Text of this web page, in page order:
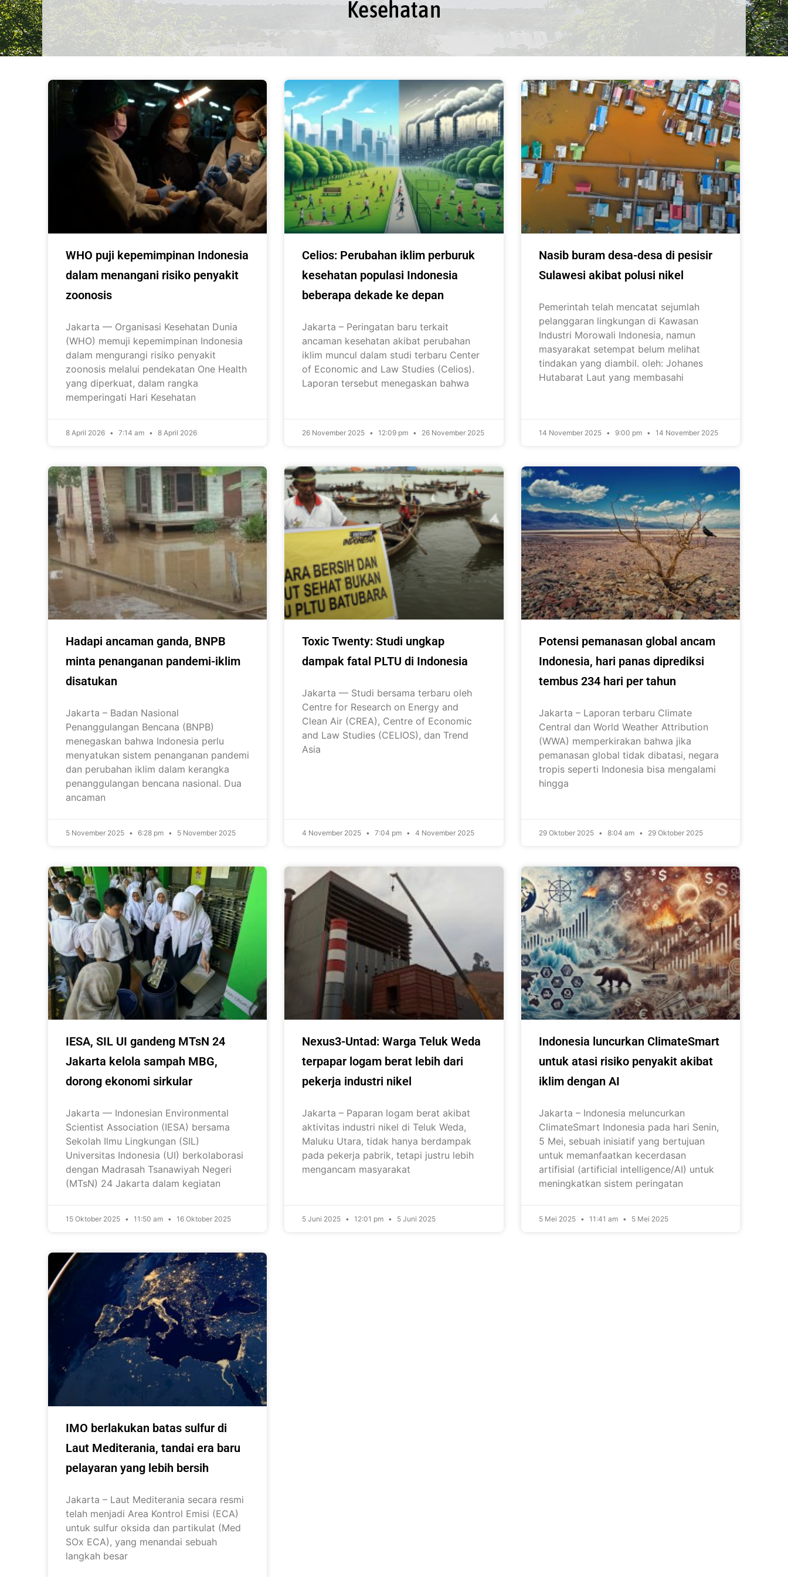
Kesehatan
WHO puji kepemimpinan Indonesia
dalam menangani risiko penyakit
zoonosis
Jakarta — Organisasi Kesehatan Dunia
(WHO) memuji kepemimpinan Indonesia
dalam mengurangi risiko penyakit
zoonosis melalui pendekatan One Health
yang diperkuat, dalam rangka
memperingati Hari Kesehatan
8 April 2026 7:14 am 8 April 2026
Celios: Perubahan iklim perburuk
kesehatan populasi Indonesia
beberapa dekade ke depan
Jakarta – Peringatan baru terkait
ancaman kesehatan akibat perubahan
iklim muncul dalam studi terbaru Center
of Economic and Law Studies (Celios).
Laporan tersebut menegaskan bahwa
26 November 2025 12:09 pm 26 November 2025
Nasib buram desa-desa di pesisir
Sulawesi akibat polusi nikel
Pemerintah telah mencatat sejumlah
pelanggaran lingkungan di Kawasan
Industri Morowali Indonesia, namun
masyarakat setempat belum melihat
tindakan yang diambil. oleh: Johanes
Hutabarat Laut yang membasahi
14 November 2025 9:00 pm 14 November 2025
Hadapi ancaman ganda, BNPB
minta penanganan pandemi-iklim
disatukan
Jakarta – Badan Nasional
Penanggulangan Bencana (BNPB)
menegaskan bahwa Indonesia perlu
menyatukan sistem penanganan pandemi
dan perubahan iklim dalam kerangka
penanggulangan bencana nasional. Dua
ancaman
5 November 2025 6:28 pm 5 November 2025
Toxic Twenty: Studi ungkap
dampak fatal PLTU di Indonesia
Jakarta — Studi bersama terbaru oleh
Centre for Research on Energy and
Clean Air (CREA), Centre of Economic
and Law Studies (CELIOS), dan Trend
Asia
4 November 2025 7:04 pm 4 November 2025
Potensi pemanasan global ancam
Indonesia, hari panas diprediksi
tembus 234 hari per tahun
Jakarta – Laporan terbaru Climate
Central dan World Weather Attribution
(WWA) memperkirakan bahwa jika
pemanasan global tidak dibatasi, negara
tropis seperti Indonesia bisa mengalami
hingga
29 Oktober 2025 8:04 am 29 Oktober 2025
IESA, SIL UI gandeng MTsN 24
Jakarta kelola sampah MBG,
dorong ekonomi sirkular
Jakarta — Indonesian Environmental
Scientist Association (IESA) bersama
Sekolah Ilmu Lingkungan (SIL)
Universitas Indonesia (UI) berkolaborasi
dengan Madrasah Tsanawiyah Negeri
(MTsN) 24 Jakarta dalam kegiatan
15 Oktober 2025 11:50 am 16 Oktober 2025
Nexus3-Untad: Warga Teluk Weda
terpapar logam berat lebih dari
pekerja industri nikel
Jakarta – Paparan logam berat akibat
aktivitas industri nikel di Teluk Weda,
Maluku Utara, tidak hanya berdampak
pada pekerja pabrik, tetapi justru lebih
mengancam masyarakat
5 Juni 2025 12:01 pm 5 Juni 2025
Indonesia luncurkan ClimateSmart
untuk atasi risiko penyakit akibat
iklim dengan AI
Jakarta – Indonesia meluncurkan
ClimateSmart Indonesia pada hari Senin,
5 Mei, sebuah inisiatif yang bertujuan
untuk memanfaatkan kecerdasan
artifisial (artificial intelligence/AI) untuk
meningkatkan sistem peringatan
5 Mei 2025 11:41 am 5 Mei 2025
IMO berlakukan batas sulfur di
Laut Mediterania, tandai era baru
pelayaran yang lebih bersih
Jakarta – Laut Mediterania secara resmi
telah menjadi Area Kontrol Emisi (ECA)
untuk sulfur oksida dan partikulat (Med
SOx ECA), yang menandai sebuah
langkah besar